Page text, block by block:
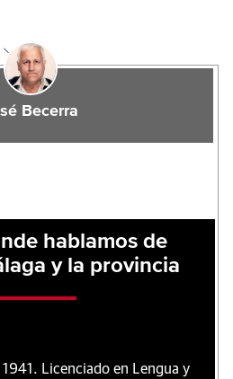
Becerra
hablamos de
y la provincia
Licenciado en Lengua y